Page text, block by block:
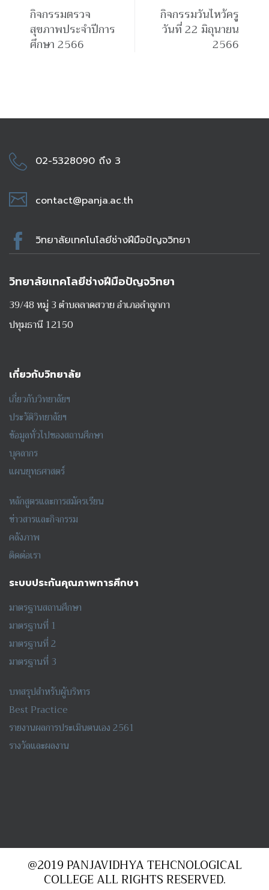
กิจกรรมตรวจ
สุขภาพประจำปีการ
ศึกษา 2566
กิจกรรมวันไหว้ครู
วันที่ 22 มิถุนายน
2566
02-5328090 ถึง 3
contact@panja.ac.th
วิทยาลัยเทคโนโลยีช่างฝีมือปัญจวิทยา
วิทยาลัยเทคโลยีช่างฝีมือปัญจวิทยา
39/48 หมู่ 3 ตำบลลาดสวาย อำเภอลำลูกกา
ปทุมธานี 12150
เกี่ยวกับวิทยาลัย
เกี่ยวกับวิทยาลัยฯ
ประวัติวิทยาลัยฯ
ข้อมูลทั่วไปของสถานศึกษา
บุคลากร
แผนยุทธศาสตร์
หลักสูตรและการสมัครเรียน
ข่าวสารและกิจกรรม
คลังภาพ
ติดต่อเรา
ระบบประกันคุณภาพการศึกษา
มาตรฐานสถานศึกษา
มาตรฐานที่ 1
มาตรฐานที่ 2
มาตรฐานที่ 3
บทสรุปสำหรับผู้บริหาร
Best Practice
รายงานผลการประเมินตนเอง 2561
รางวัลและผลงาน
@2019 PANJAVIDHYA TEHCNOLOGICAL
COLLEGE ALL RIGHTS RESERVED.